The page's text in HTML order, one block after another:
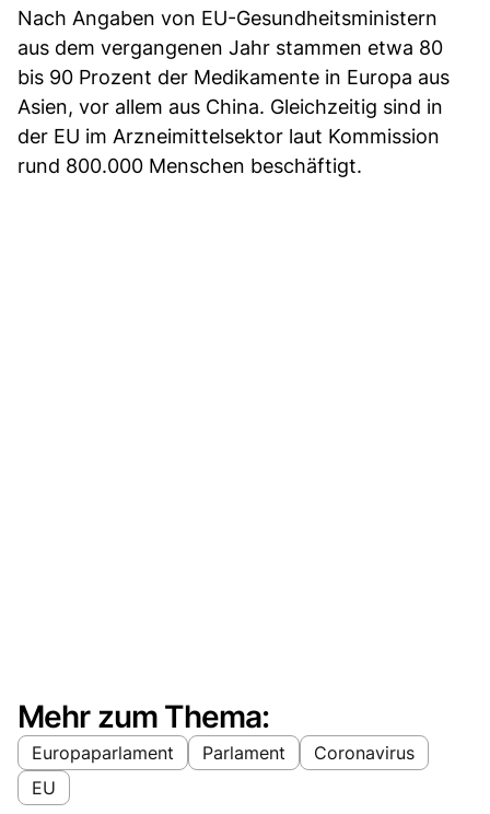
Nach Angaben von EU-Gesundheitsministern
aus dem vergangenen Jahr stammen etwa 80
bis 90 Prozent der Medikamente in Europa aus
Asien, vor allem aus China. Gleichzeitig sind in
der EU im Arzneimittelsektor laut Kommission
rund 800.000 Menschen beschäftigt.
Mehr zum Thema:
Europaparlament Parlament
Coronavirus
EU